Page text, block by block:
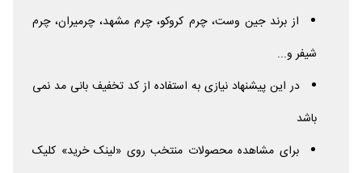
از برند جین وست، چرم کروکو، چرم مشهد، چرمیران، چرم
شیفر و...
در این پیشنهاد نیازی به استفاده از کد تخفیف بانی مد نمی
باشد
برای مشاهده محصولات منتخب روی «لینک خرید» کلیک